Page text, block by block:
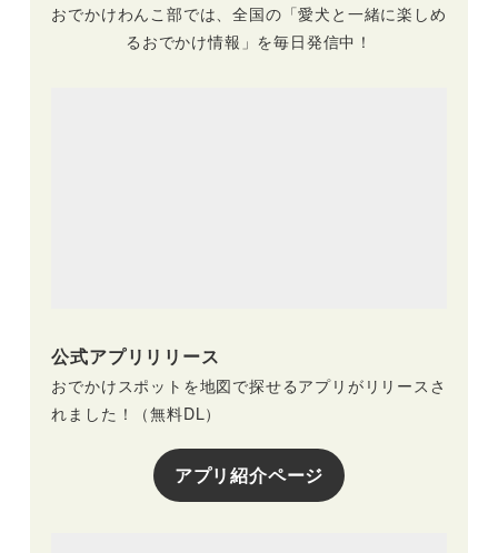
おでかけわんこ部では、全国の「愛犬と一緒に楽しめ
るおでかけ情報」を毎日発信中！
公式アプリリリース
おでかけスポットを地図で探せるアプリがリリースさ
れました！（無料DL）
アプリ紹介ページ